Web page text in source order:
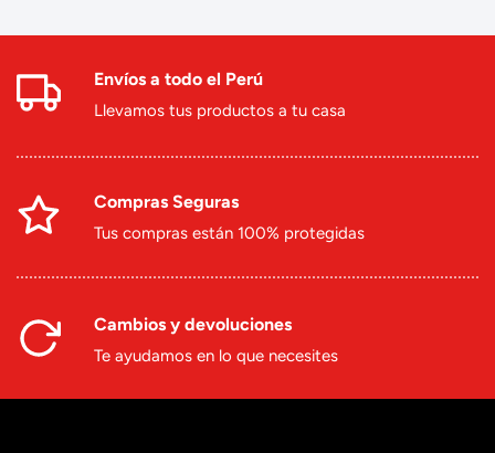
Envíos a todo el Perú
Llevamos tus productos a tu casa
Compras Seguras
Tus compras están 100% protegidas
Cambios y devoluciones
Te ayudamos en lo que necesites